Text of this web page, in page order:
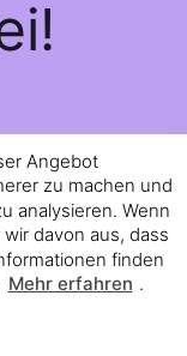
Angebot
zu machen und
analysieren. Wenn
davon aus, dass
finden
Mehr erfahren .